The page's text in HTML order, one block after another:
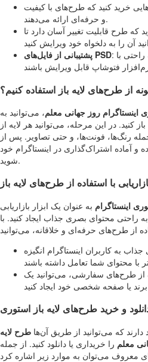
خرید کنید که طرح‌های با کیفیت
و حرفه‌ای ارائه می‌دهند.
طرح قابلیت تغییر آسان دارد تا
پشتیبانی از فایل‌های PSD: طرح‌هایی را انتخاب کنید که به راحتی با
از طرح‌های لایه باز استفاده کنیم؟
اینستاگرام روز جهانی معلم، می‌توانید به
کنید. در این مرحله، می‌توانید هر لایه از
رنگ‌ها، فونت‌ها، و حتی تصاویر. پس از
و آماده اشتراک‌گذاری در اینستاگرام خود
شوید.
با استفاده از طرح‌های لایه باز
اینستاگرام به عنوان یک ابزار بازاریابی
راحتی محتوای بصری جذاب ایجاد کنید. با
به کاربران اینستاگرام انگیزه
از طرح‌های سفارشی، می‌توانید یک
و خرید طرح‌های لایه باز استوری
که می‌توانید از طریق آن‌ها طرح لایه
معلم را خریداری یا دانلود کنید. از جمله